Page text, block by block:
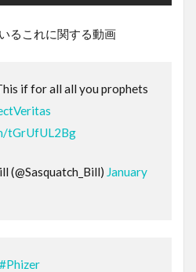
るこれに関する動画
if for all all you prophets
tGrUfUL2Bg
(@Sasquatch_Bill) January
#Phizer